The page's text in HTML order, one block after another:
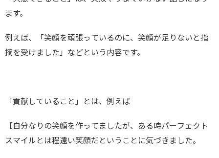
ます。
例えば、「笑顔を頑張っているのに、笑顔が足りないと指
摘を受けました」などという内容です。
「貢献していること」とは、例えば
【自分なりの笑顔を作ってましたが、ある時パーフェクト
スマイルとは程遠い笑顔だということに気づきました。